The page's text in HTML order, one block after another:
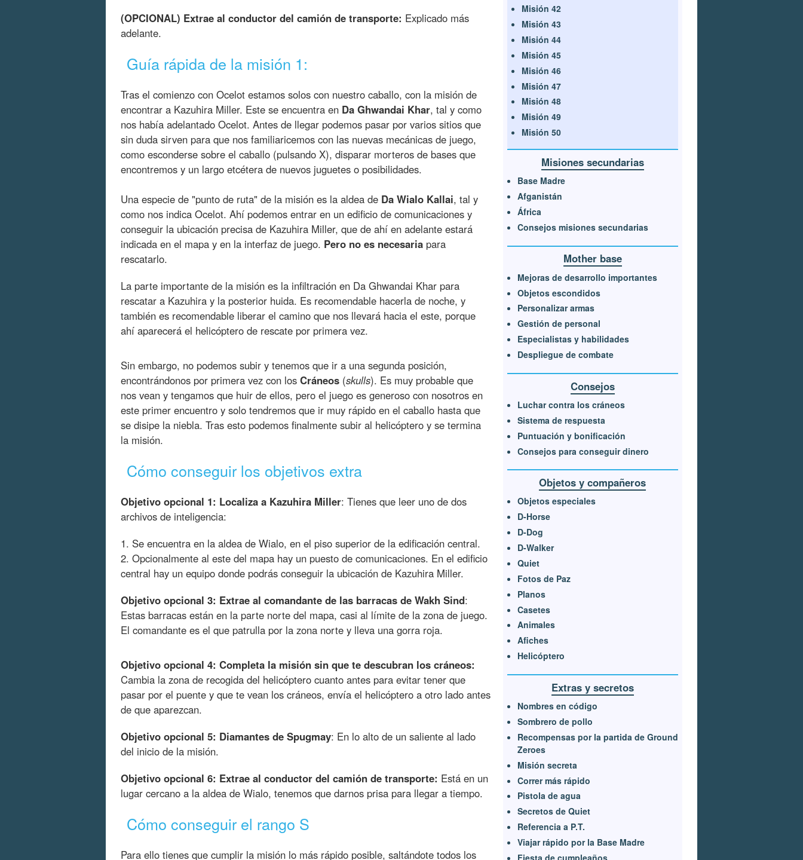
(OPCIONAL) Extrae al conductor del camión de transporte: Explicado más
adelante.
Guía rápida de la misión 1:
Tras el comienzo con Ocelot estamos solos con nuestro caballo, con la misión de
encontrar a Kazuhira Miller. Este se encuentra en Da Ghwandai Khar, tal y como
nos había adelantado Ocelot. Antes de llegar podemos pasar por varios sitios que
sin duda sirven para que nos familiaricemos con las nuevas mecánicas de juego,
como esconderse sobre el caballo (pulsando X), disparar morteros de bases que
encontremos y un largo etcétera de nuevos juguetes o posibilidades.
Una especie de "punto de ruta" de la misión es la aldea de Da Wialo Kallai, tal y
como nos indica Ocelot. Ahí podemos entrar en un edificio de comunicaciones y
conseguir la ubicación precisa de Kazuhira Miller, que de ahí en adelante estará
indicada en el mapa y en la interfaz de juego. Pero no es necesaria para
rescatarlo.
La parte importante de la misión es la infiltración en Da Ghwandai Khar para
rescatar a Kazuhira y la posterior huida. Es recomendable hacerla de noche, y
también es recomendable liberar el camino que nos llevará hacia el este, porque
ahí aparecerá el helicóptero de rescate por primera vez.
Sin embargo, no podemos subir y tenemos que ir a una segunda posición,
encontrándonos por primera vez con los Cráneos (skulls). Es muy probable que
nos vean y tengamos que huir de ellos, pero el juego es generoso con nosotros en
este primer encuentro y solo tendremos que ir muy rápido en el caballo hasta que
se disipe la niebla. Tras esto podemos finalmente subir al helicóptero y se termina
la misión.
Cómo conseguir los objetivos extra
Objetivo opcional 1: Localiza a Kazuhira Miller: Tienes que leer uno de dos
archivos de inteligencia:
1. Se encuentra en la aldea de Wialo, en el piso superior de la edificación central.
2. Opcionalmente al este del mapa hay un puesto de comunicaciones. En el edificio
central hay un equipo donde podrás conseguir la ubicación de Kazuhira Miller.
Objetivo opcional 3: Extrae al comandante de las barracas de Wakh Sind:
Estas barracas están en la parte norte del mapa, casi al límite de la zona de juego.
El comandante es el que patrulla por la zona norte y lleva una gorra roja.
Objetivo opcional 4: Completa la misión sin que te descubran los cráneos:
Cambia la zona de recogida del helicóptero cuanto antes para evitar tener que
pasar por el puente y que te vean los cráneos, envía el helicóptero a otro lado antes
de que aparezcan.
Objetivo opcional 5: Diamantes de Spugmay: En lo alto de un saliente al lado
del inicio de la misión.
Objetivo opcional 6: Extrae al conductor del camión de transporte: Está en un
lugar cercano a la aldea de Wialo, tenemos que darnos prisa para llegar a tiempo.
Cómo conseguir el rango S
Para ello tienes que cumplir la misión lo más rápido posible, saltándote todos los
Misión 42
Misión 43
Misión 44
Misión 45
Misión 46
Misión 47
Misión 48
Misión 49
Misión 50
Misiones secundarias
Base Madre
Afganistán
África
Consejos misiones secundarias
Mother base
Mejoras de desarrollo importantes
Objetos escondidos
Personalizar armas
Gestión de personal
Especialistas y habilidades
Despliegue de combate
Consejos
Luchar contra los cráneos
Sistema de respuesta
Puntuación y bonificación
Consejos para conseguir dinero
Objetos y compañeros
Objetos especiales
D-Horse
D-Dog
D-Walker
Quiet
Fotos de Paz
Planos
Casetes
Animales
Afiches
Helicóptero
Extras y secretos
Nombres en código
Sombrero de pollo
Recompensas por la partida de Ground
Zeroes
Misión secreta
Correr más rápido
Pistola de agua
Secretos de Quiet
Referencia a P.T.
Viajar rápido por la Base Madre